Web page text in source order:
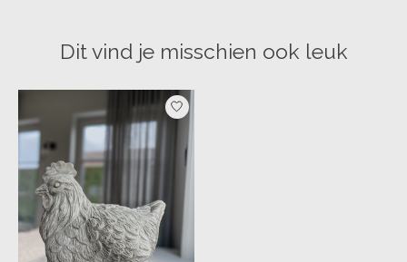
Dit vind je misschien ook leuk
Items van productcarrousel